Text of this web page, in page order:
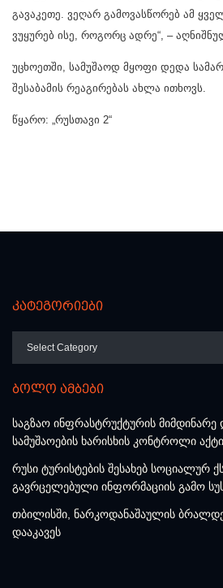
გავაკეთე. ვეღარ გამოვასწორებ ამ
ვუყურებ ისე, როგორც ადრე“, –
უცხოეთში, სამუშაოდ მყოფი დედა
შესაბამის რეაგირებას ახლა ითხოვს.
წყარო: „რუსთავი 2“
კატეგორიები
ბოლო ამბები
საგზაო ინფრასტრუქტურის
სამუშაოების ხარისხის კონტროლი
რუსი ტურისტების შესახებ სოციალურ
გავრცელებული ინფორმაციის გამო
თბილისში, ნარკოდანაშაულის
დააკავეს